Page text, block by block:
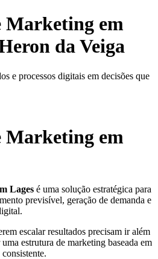
Marketing em
da Veiga
e processos digitais em decisões que
Marketing em
Lages é uma solução estratégica para
previsível, geração de demanda e
escalar resultados precisam ir além
estrutura de marketing baseada em